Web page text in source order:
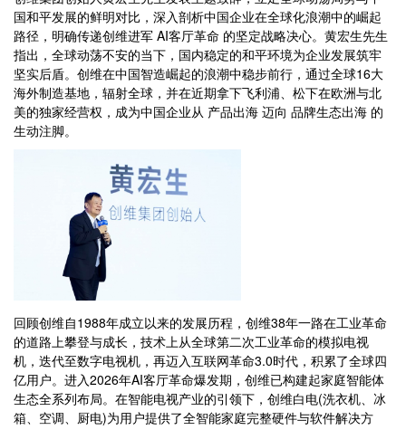
国和平发展的鲜明对比，深入剖析中国企业在全球化浪潮中的崛起
路径，明确传递创维进军 AI客厅革命 的坚定战略决心。黄宏生先生
指出，全球动荡不安的当下，国内稳定的和平环境为企业发展筑牢
坚实后盾。创维在中国智造崛起的浪潮中稳步前行，通过全球16大
海外制造基地，辐射全球，并在近期拿下飞利浦、松下在欧洲与北
美的独家经营权，成为中国企业从 产品出海 迈向 品牌生态出海 的
生动注脚。
回顾创维自1988年成立以来的发展历程，创维38年一路在工业革命
的道路上攀登与成长，技术上从全球第二次工业革命的模拟电视
机，迭代至数字电视机，再迈入互联网革命3.0时代，积累了全球四
亿用户。进入2026年AI客厅革命爆发期，创维已构建起家庭智能体
生态全系列布局。在智能电视产业的引领下，创维白电(洗衣机、冰
箱、空调、厨电)为用户提供了全智能家庭完整硬件与软件解决方